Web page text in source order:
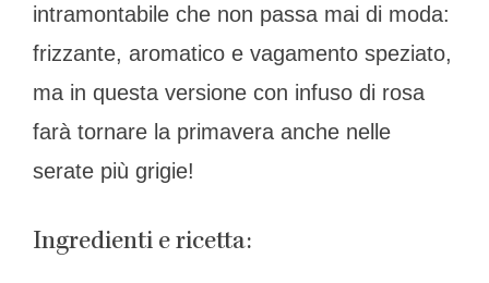
intramontabile che non passa mai di moda:
frizzante, aromatico e vagamento speziato,
ma in questa versione con infuso di rosa
farà tornare la primavera anche nelle
serate più grigie!
Ingredienti e ricetta: